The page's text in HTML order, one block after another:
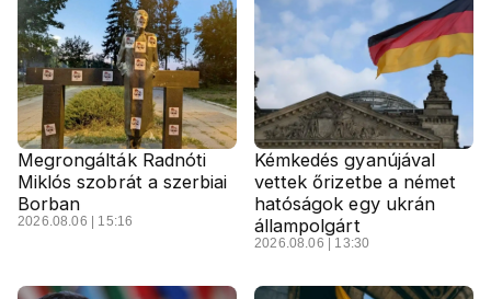
Megrongálták Radnóti
Miklós szobrát a szerbiai
Borban
2026.08.06 | 15:16
Kémkedés gyanújával
vettek őrizetbe a német
hatóságok egy ukrán
állampolgárt
2026.08.06 | 13:30